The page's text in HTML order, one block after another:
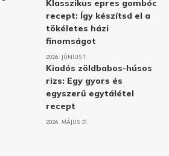
Klasszikus epres gombóc
recept: Így készítsd el a
tökéletes házi
finomságot
2026. JÚNIUS 1.
Kiadós zöldbabos-húsos
rizs: Egy gyors és
egyszerű egytálétel
recept
2026. MÁJUS 31.